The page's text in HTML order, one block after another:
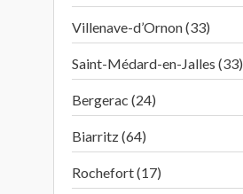
Villenave-d’Ornon (33)
Saint-Médard-en-Jalles (33)
Bergerac (24)
Biarritz (64)
Rochefort (17)